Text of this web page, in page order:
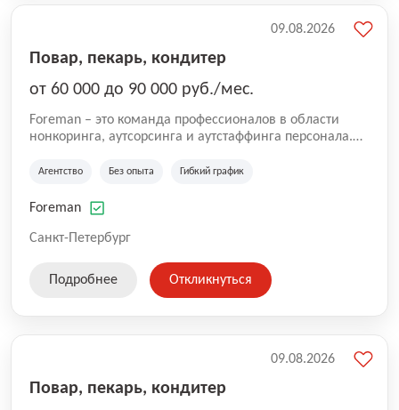
Повар, пекарь, кондитер
от 60 000 до 90 000 руб./мес.
Foreman – это команда профессионалов в области
нонкоринга, аутсорсинга и аутстаффинга персонала.
реализовывать проекты любой сложности, в которых
уровня роста и развития по всей России. В работе
вакансий. Если вы не нашли подходящую вакансию,
свяжемся с вами в ближайшее время.
Агентство Без опыта Гибкий график
Foreman
Санкт-Петербург
09.08.2026
Подробнее Откликнуться
Повар, пекарь, кондитер
09.08.2026